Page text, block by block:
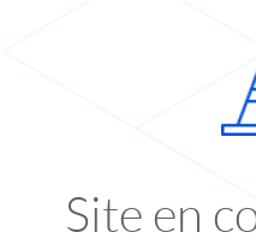
Site en